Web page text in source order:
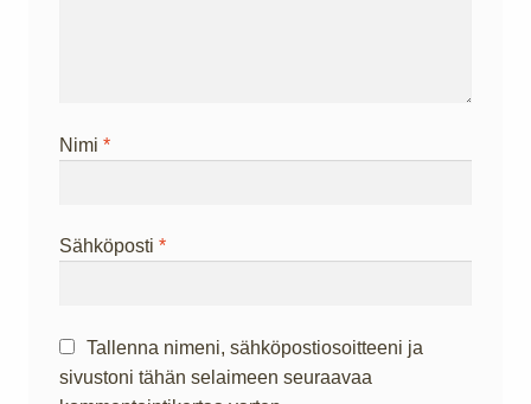
Nimi *
Sähköposti *
Tallenna nimeni, sähköpostiosoitteeni ja
sivustoni tähän selaimeen seuraavaa